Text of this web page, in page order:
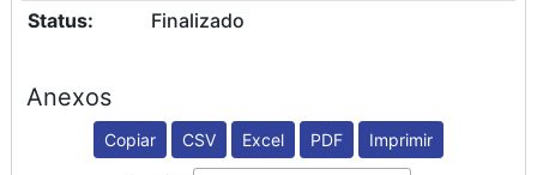
Status:
Finalizado
Anexos
Copiar CSV Excel PDF Imprimir